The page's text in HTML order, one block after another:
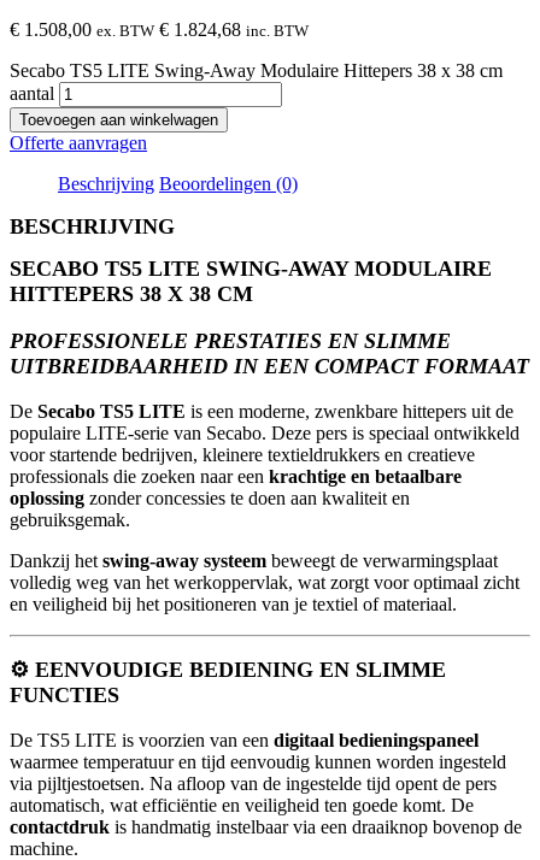
€ 1.508,00 ex. BTW € 1.824,68 inc. BTW
Secabo TS5 LITE Swing-Away Modulaire Hittepers 38 x 38 cm
aantal
Toevoegen aan winkelwagen
Offerte aanvragen
Beschrijving Beoordelingen (0)
BESCHRIJVING
SECABO TS5 LITE SWING-AWAY MODULAIRE
HITTEPERS 38 X 38 CM
PROFESSIONELE PRESTATIES EN SLIMME
UITBREIDBAARHEID IN EEN COMPACT FORMAAT
De Secabo TS5 LITE is een moderne, zwenkbare hittepers uit de
populaire LITE-serie van Secabo. Deze pers is speciaal ontwikkeld
voor startende bedrijven, kleinere textieldrukkers en creatieve
professionals die zoeken naar een krachtige en betaalbare
oplossing zonder concessies te doen aan kwaliteit en
gebruiksgemak.
Dankzij het swing-away systeem beweegt de verwarmingsplaat
volledig weg van het werkoppervlak, wat zorgt voor optimaal zicht
en veiligheid bij het positioneren van je textiel of materiaal.
⚙️ EENVOUDIGE BEDIENING EN SLIMME
FUNCTIES
De TS5 LITE is voorzien van een digitaal bedieningspaneel
waarmee temperatuur en tijd eenvoudig kunnen worden ingesteld
via pijltjestoetsen. Na afloop van de ingestelde tijd opent de pers
automatisch, wat efficiëntie en veiligheid ten goede komt. De
contactdruk is handmatig instelbaar via een draaiknop bovenop de
machine.